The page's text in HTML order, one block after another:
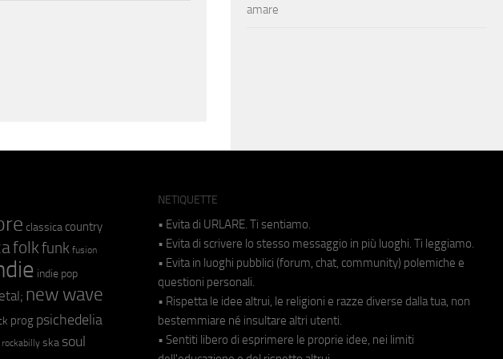
amare
classica country
folkfunk fusion
indie pop
new wave
prog psichedelia
rockabilly ska soul
NETIQUETTE
• Evita di URLARE. Ti sentiamo.
• Evita di scrivere lo stesso messaggio in più luoghi. Ti leggiamo.
• Evita in luoghi pubblici (forum, chat, community) polemiche e
questioni personali.
• Rispetta le idee altrui, le religioni e razze diverse dalla tua, non
bestemmiare né insultare altri utenti.
• Sentiti libero di esprimere le proprie idee, nei limiti